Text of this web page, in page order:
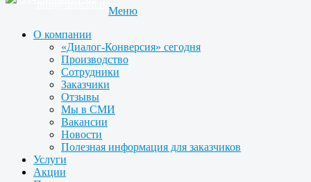
Меню
О компании
«Диалог-Конверсия» сегодня
Производство
Сотрудники
Заказчики
Отзывы
Мы в СМИ
Вакансии
Новости
Полезная информация для заказчиков
Услуги
Акции